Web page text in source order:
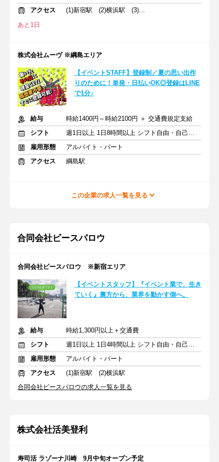
アクセス
(1)新宿駅 (2)横浜駅 (3)立川駅
あと1日
株式会社ムーヴ ※綱島エリア
【イベントSTAFF】登録制／夏の思い出作
りのために！単発・日払いOK◎登録はLINE
で1分♪
給与
時給1400円～時給2100円 ＋ 交通費規定支給
シフト
週1日以上 1日8時間以上 シフト自由・自己申告
雇用形態
アルバイト・パート
アクセス
綱島駅
この企業の求人一覧を見る
合同会社ビースパロウ
合同会社ビースパロウ ※新宿エリア
【イベントスタッフ】『イベント業で、生き
ていく』裏方から、業界を動かす側へ。
給与
時給1,300円以上＋交通費
シフト
週1日以上 1日4時間以上 シフト自由・自己申告
雇用形態
アルバイト・パート
アクセス
(1)新宿駅 (2)横浜駅
合同会社ビースパロウの求人一覧を見る
株式会社活美登利
寿司活 ラゾーナ川崎 9月中旬オープン予定